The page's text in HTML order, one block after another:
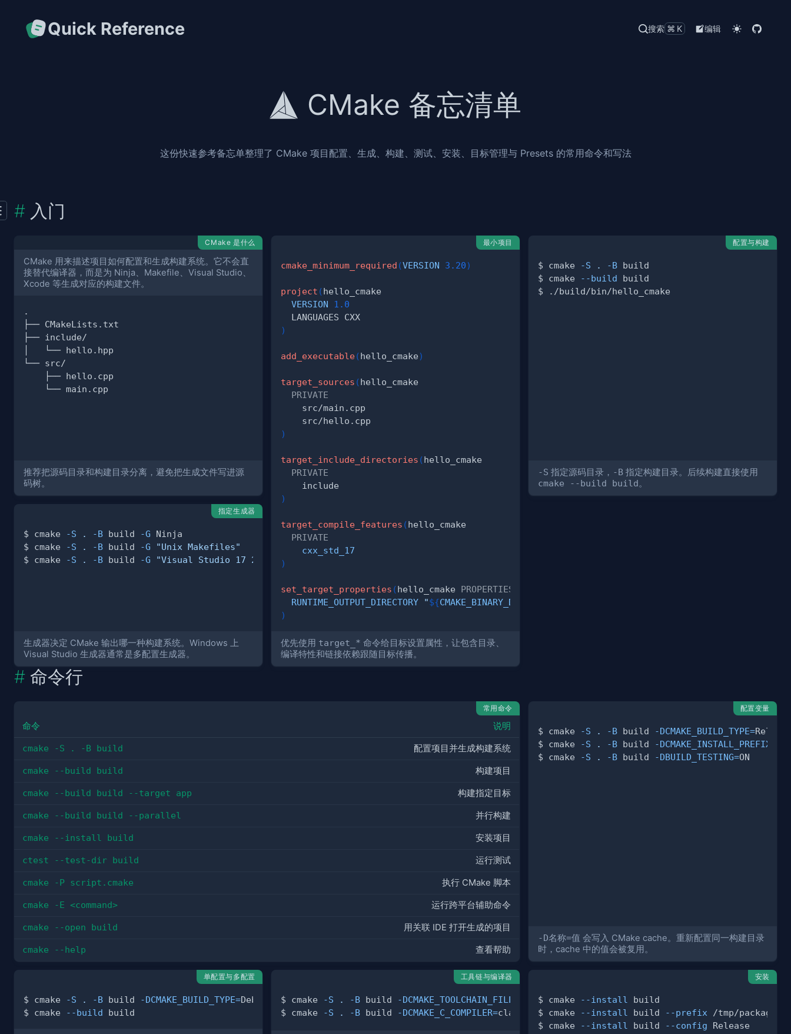
Quick Reference 搜索 ⌘K 编辑
CMake 备忘清单
这份快速参考备忘单整理了 CMake 项目配置、生成、构建、测试、安装、目标管理与 Presets 的常用命令和写法
入门
CMake 是什么
CMake 用来描述项目如何配置和生成构建系统。它不会直
接替代编译器，而是为 Ninja、Makefile、Visual Studio、
Xcode 等生成对应的构建文件。
推荐把源码目录和构建目录分离，避免把生成文件写进源
码树。
最小项目
cmake_minimum_required (VERSION 3.20)
project (
VERSION
1.0
)
add_executable(hello_cmake)
target_sources (
PRIVATE
)
target_include_directories (
PRIVATE
)
target_compile_features (
PRIVATE
cxx_std_17
)
set_target_properties (hello_cmake PROPERTIES
RUNTIME_OUTPUT_DIRECTORY
"${CMAKE_BINARY_DIR
)
优先使用 target_* 命令给目标设置属性，让包含目录、
编译特性和链接依赖跟随目标传播。
配置与构建
$ cmake -S . -B
$ cmake
--build
-S 指定源码目录， -B 指定构建目录。后续构建直接使用
cmake --build build。
指定生成器
$ cmake -S . -B build -G
$ cmake
-S . -B build -G
"Unix Makefiles"
$ cmake
-S . -B build -G "Visual Studio 17 2022"
生成器决定 CMake 输出哪一种构建系统。Windows 上
Visual Studio 生成器通常是多配置生成器。
命令行
常用命令
命令 说明
cmake -S . -B build 配置项目并生成构建系统
cmake --build build 构建项目
cmake --build build --target app 构建指定目标
cmake --build build --parallel 并行构建
cmake --install build 安装项目
ctest --test-dir build 运行测试
cmake -P script.cmake 执行 CMake 脚本
cmake -E <command> 运行跨平台辅助命令
cmake --open build 用关联 IDE 打开生成的项目
cmake --help 查看帮助
配置变量
$ cmake -S . -B build -DCMAKE_BUILD_TYPE=
$ cmake
-S . -B build -DCMAKE_INSTALL_PREFIX
$ cmake
-S . -B build -DBUILD_TESTING=
-D名称=值 会写入 CMake cache。重新配置同一构建目录
时，cache 中的值会被复用。
单配置与多配置
$ cmake -S . -B build -DCMAKE_BUILD_TYPE=
$ cmake
--build
工具链与编译器
$ cmake -S . -B build -DCMAKE_TOOLCHAIN_FILE
/path/to/toolchain.cmake
$ cmake
-S . -B build -DCMAKE_C_COMPILER=clang -DCMAKE_CXX_COMPILER= clang++
安装
$ cmake --install
$ cmake
--install build --prefix
$ cmake
--install build --config